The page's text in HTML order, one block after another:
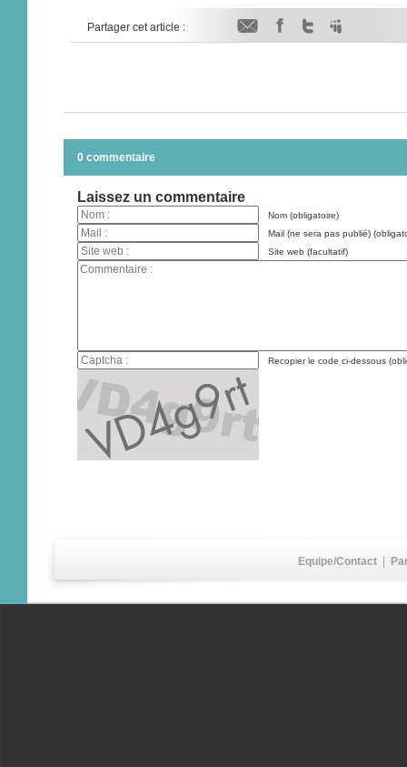
Partager cet article :
0 commentaire
Laissez un commentaire
Nom (obligatoire)
Mail (ne sera pas publié)
Site web (facultatif)
Recopier le code ci-dessous
Equipe/Contact